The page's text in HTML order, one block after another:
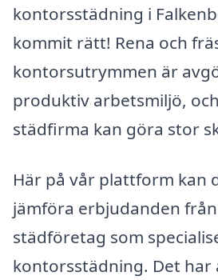
kontorsstädning i
kommit rätt! Rena och
kontorsutrymmen är
produktiv arbetsmiljö,
städfirma kan göra stor
Här på vår plattform kan
jämföra erbjudanden
städföretag som
kontorsstädning. Det har